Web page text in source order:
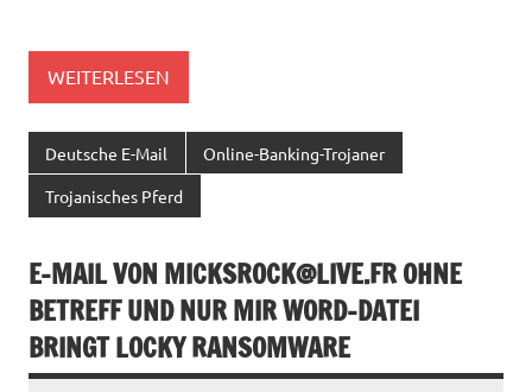
WEITERLESEN
Deutsche E-Mail Online-Banking-Trojaner
Trojanisches Pferd
E-MAIL VON MICKSROCK@LIVE.FROHNE
BETREFF UND NUR MIR WORD-DATEI
BRINGT LOCKY RANSOMWARE